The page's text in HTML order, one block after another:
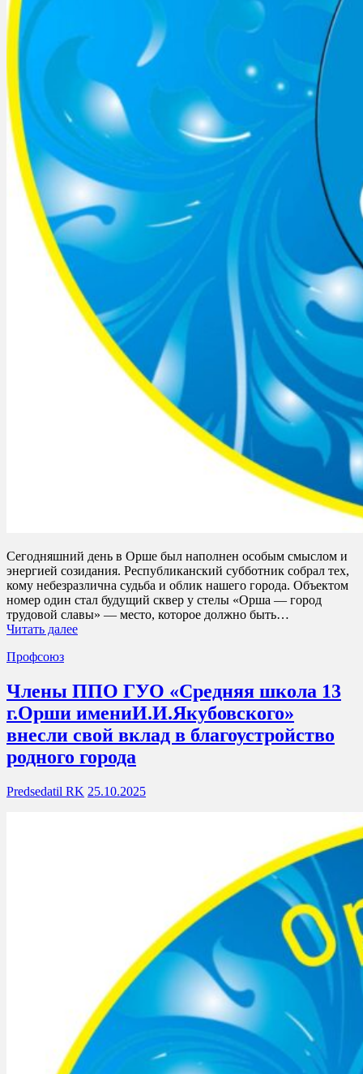
Сегодняшний день в Орше был наполнен особым смыслом и
энергией созидания. Республиканский субботник собрал тех,
кому небезразлична судьба и облик нашего города. Объектом
номер один стал будущий сквер у стелы «Орша — город
трудовой славы» — место, которое должно быть…
Читать далее
Профсоюз
Члены ППО ГУО «Средняя школа 13
г.Орши имениИ.И.Якубовского»
внесли свой вклад в благоустройство
родного города
Predsedatil RK 25.10.2025